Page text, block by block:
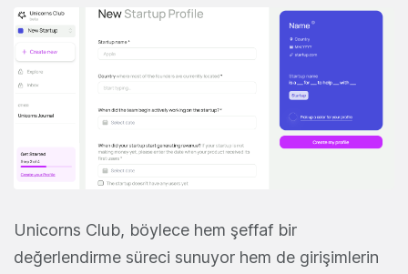
Unicorns Club, böylece hem şeffaf bir
değerlendirme süreci sunuyor hem de girişimlerin